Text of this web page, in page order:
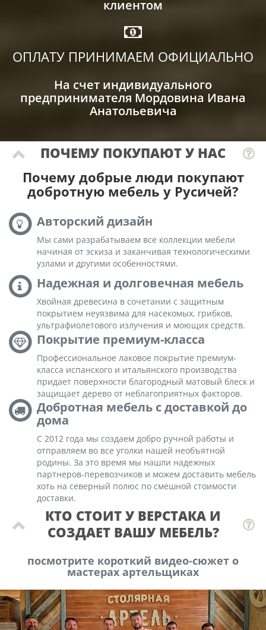
клиентом
ОПЛАТУ ПРИНИМАЕМ ОФИЦИАЛЬНО
На счет индивидуального
предпринимателя Мордовина Ивана
Анатольевича
ПОЧЕМУ ПОКУПАЮТ У НАС
Почему добрые люди покупают
добротную мебель у Русичей?
Авторский дизайн
Мы сами разрабатываем все коллекции мебели
начиная от эскиза и заканчивая технологическими
узлами и другими особенностями.
Надежная и долговечная мебель
Хвойная древесина в сочетании с защитным
покрытием неуязвима для насекомых, грибков,
ультрафиолетового излучения и моющих средств.
Покрытие премиум-класса
Профессиональное лаковое покрытие премиум-
класса испанского и итальянского производства
придает поверхности благородный матовый блеск и
защищает дерево от неблагоприятных факторов.
Добротная мебель с доставкой до
дома
С 2012 года мы создаем добро ручной работы и
отправляем во все уголки нашей необъятной
родины. За это время мы нашли надежных
партнеров-перевозчиков и можем доставить мебель
хоть на северный полюс по смешной стоимости
доставки.
КТО СТОИТ У ВЕРСТАКА И
СОЗДАЕТ ВАШУ МЕБЕЛЬ?
посмотрите короткий видео-сюжет о
мастерах артельщиках